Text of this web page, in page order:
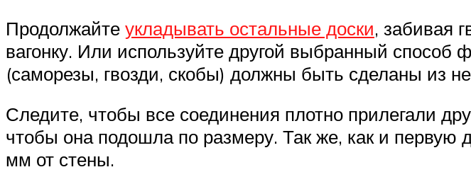
Продолжайте укладывать остальные доски, забивая
вагонку. Или используйте другой выбранный
(саморезы, гвозди, скобы) должны быть сделаны из
Следите, чтобы все соединения плотно прилегали
чтобы она подошла по размеру. Так же, как и первую
мм от стены.